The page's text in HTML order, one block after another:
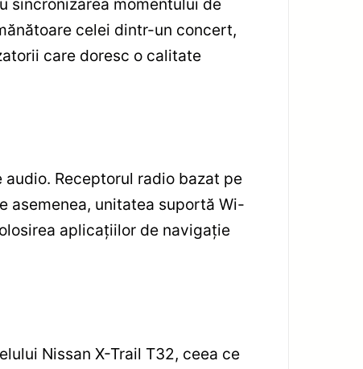
celei dintr-un concert,
care doresc o calitate
Receptorul radio bazat pe
asemenea, unitatea suportă Wi-
aplicațiilor de navigație
Nissan X-Trail T32, ceea ce